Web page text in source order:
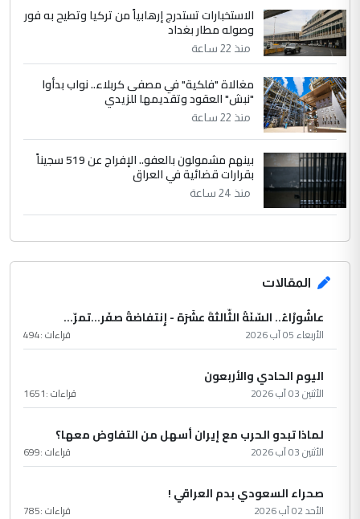
الاستخبارات تستدرج إرهابياً من تركيا وتطيح به فور
وصوله مطار بغداد
منذ 22 ساعة
مغالاة "فلكية" في مصفى كربلاء.. نواب بدأوا
"نبش" العقود وتقديمها للزيدي
منذ 22 ساعة
بينهم مشمولون بالعفو.. الإفراج عن 519 سجيناً
بقرارات قضائية في العراق
منذ 24 ساعة
المقالات
عاشُورْاءُ.. السّنَةُ الثّالثةَ عشَرَة - إِنتفاضةُ صفَر…تمرّ...
الأربعاء 05 آب 2026 قراءات :494
اليوم الحادي والأربعون
الأثنين 03 آب 2026 قراءات :1651
لماذا تبدو الحرب مع إيران أسهل من التفاوض معها؟
الأثنين 03 آب 2026 قراءات :699
صحراء السعودي بدم العراقي !
الأحد 02 آب 2026 قراءات :785